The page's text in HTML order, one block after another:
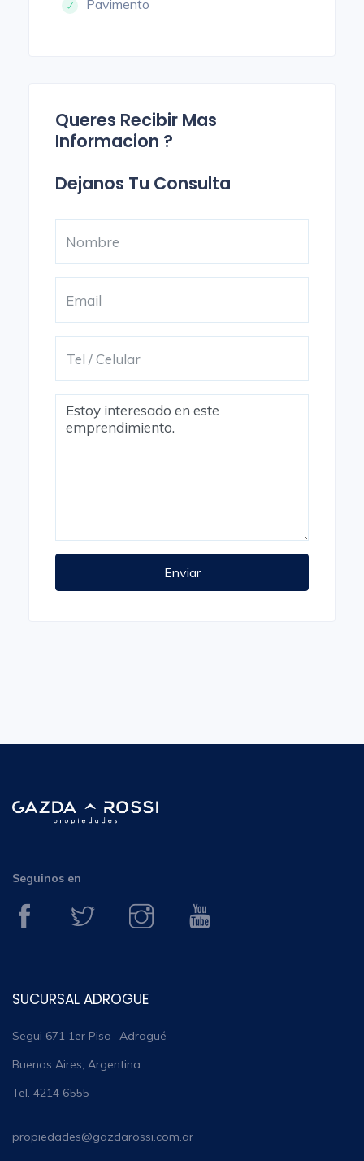
Pavimento
Queres Recibir Mas
Informacion ?
Dejanos Tu Consulta
Enviar
Seguinos en
SUCURSAL ADROGUE
Segui 671 1er Piso -Adrogué
Buenos Aires, Argentina.
Tel. 4214 6555
propiedades@gazdarossi.com.ar